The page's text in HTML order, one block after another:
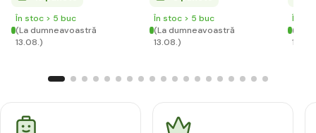
În stoc > 5 buc
(La dumneavoastră
13.08.)
În stoc > 5 buc
(La dumneavoastră
13.08.)
În
(La